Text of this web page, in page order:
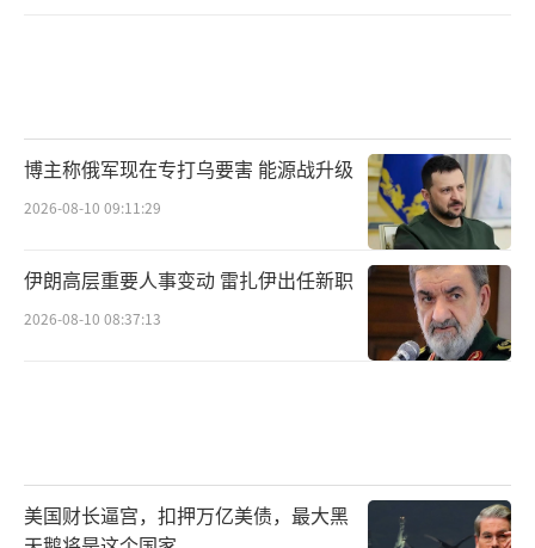
博主称俄军现在专打乌要害 能源战升级
2026-08-10 09:11:29
伊朗高层重要人事变动 雷扎伊出任新职
2026-08-10 08:37:13
美国财长逼宫，扣押万亿美债，最大黑